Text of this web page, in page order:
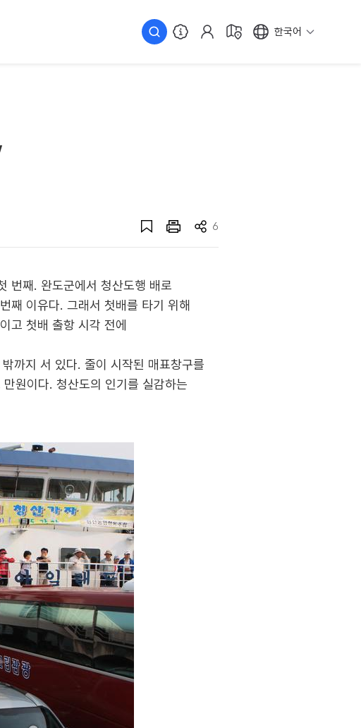
한국어
6
번째. 완도군에서 청산도행 배로
째 이유다. 그래서 첫배를 타기 위해
고 첫배 출항 시각 전에
까지 서 있다. 줄이 시작된 매표창구를
원이다. 청산도의 인기를 실감하는